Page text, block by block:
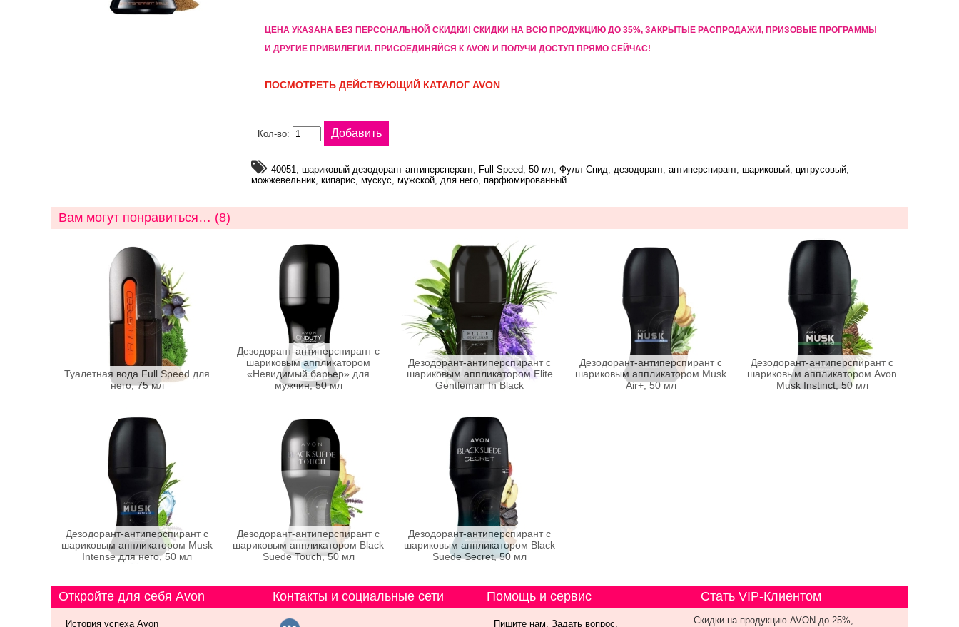
ЦЕНА УКАЗАНА БЕЗ ПЕРСОНАЛЬНОЙ СКИДКИ! CКИДКИ НА ВСЮ ПРОДУКЦИЮ ДО 35%, ЗАКРЫТЫЕ РАСПРОДАЖИ, ПРИЗОВЫЕ ПРОГРАММЫ
И ДРУГИЕ ПРИВИЛЕГИИ. ПРИСОЕДИНЯЙСЯ К AVON И ПОЛУЧИ ДОСТУП ПРЯМО СЕЙЧАС!
ПОСМОТРЕТЬ ДЕЙСТВУЮЩИЙ КАТАЛОГ AVON
Кол-во:
40051, шариковый дезодорант-антиперсперант, Full Speed, 50 мл, Фулл Спид, дезодорант, антиперспирант, шариковый, цитрусовый,
можжевельник, кипарис, мускус, мужской, для него, парфюмированный
Вам могут понравиться… (8)
Туалетная вода Full Speed для
него, 75 мл
Дезодорант-антиперспирант с
шариковым аппликатором
«Невидимый барьер» для
мужчин, 50 мл
Дезодорант-антиперспирант с
шариковым аппликатором Elite
Gentleman In Black
Дезодорант-антиперспирант с
шариковым аппликатором Musk
Air+, 50 мл
Дезодорант-антиперспирант с
шариковым аппликатором Avon
Musk Instinct, 50 мл
Дезодорант-антиперспирант с
шариковым аппликатором Musk
Intense для него, 50 мл
Дезодорант-антиперспирант с
шариковым аппликатором Black
Suede Touch, 50 мл
Дезодорант-антиперспирант с
шариковым аппликатором Black
Suede Secret, 50 мл
Откройте для себя Avon
История успеха Avon
Контакты и социальные сети Помощь и сервис
Пишите нам. Задать вопрос.
Стать VIP-Клиентом
Скидки на продукцию AVON до 25%,